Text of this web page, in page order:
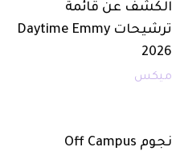
الكشف عن قائمة
ترشيحات Daytime Emmy
2026
ميكس
نجوم Off Campus